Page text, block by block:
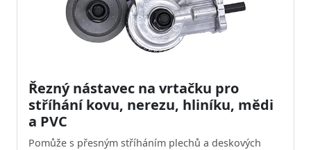
Řezný nástavec na vrtačku pro
stříhání kovu, nerezu, hliníku, mědi
a PVC
Pomůže s přesným stříháním plechů a deskových